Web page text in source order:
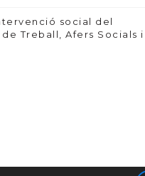
social del
Treball, Afers Socials i